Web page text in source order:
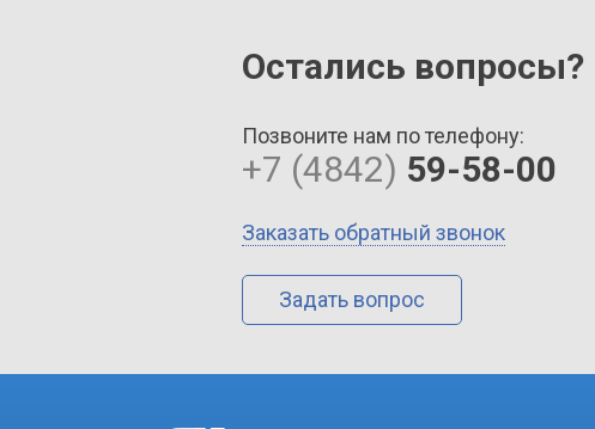
Остались вопросы?
Позвоните нам по телефону:
+7 (4842) 59-58-00
Заказать обратный звонок
Задать вопрос